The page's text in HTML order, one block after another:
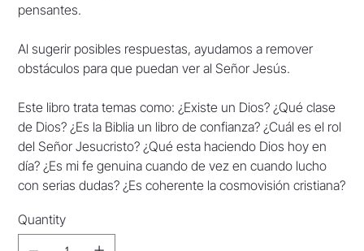
pensantes.
Al sugerir posibles respuestas, ayudamos a remover
obstáculos para que puedan ver al Señor Jesús.
Este libro trata temas como: ¿Existe un Dios? ¿Qué clase
de Dios? ¿Es la Biblia un libro de confianza? ¿Cuál es el rol
del Señor Jesucristo? ¿Qué esta haciendo Dios hoy en
día? ¿Es mi fe genuina cuando de vez en cuando lucho
con serias dudas? ¿Es coherente la cosmovisión cristiana?
Quantity